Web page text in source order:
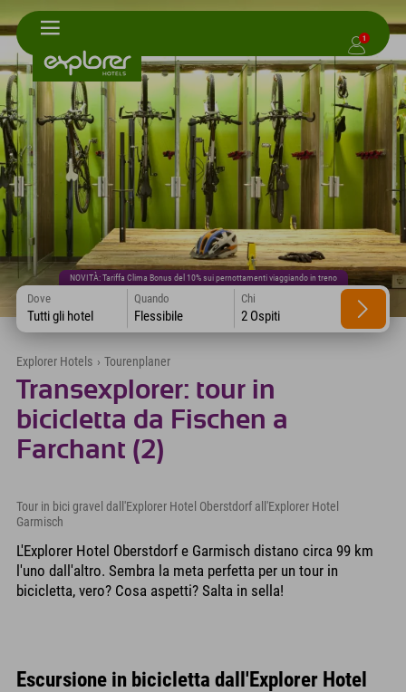
1
NOVITÀ: Tariffa Clima Bonus del 10% sui pernottamenti viaggiando in treno
Dove
Tutti gli hotel
Quando
Flessibile
Chi
2 Ospiti
Explorer Hotels › Tourenplaner
Transexplorer: tour in
bicicletta da Fischen a
Farchant (2)
Tour in bici gravel dall'Explorer Hotel Oberstdorf all'Explorer Hotel
Garmisch
L'Explorer Hotel Oberstdorf e Garmisch distano circa 99 km
l'uno dall'altro. Sembra la meta perfetta per un tour in
bicicletta, vero? Cosa aspetti? Salta in sella!
Escursione in bicicletta dall'Explorer Hotel